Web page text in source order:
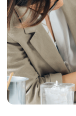
ТЕПЛЫЙ
Теплые
цветом
как
и
достичь
точного